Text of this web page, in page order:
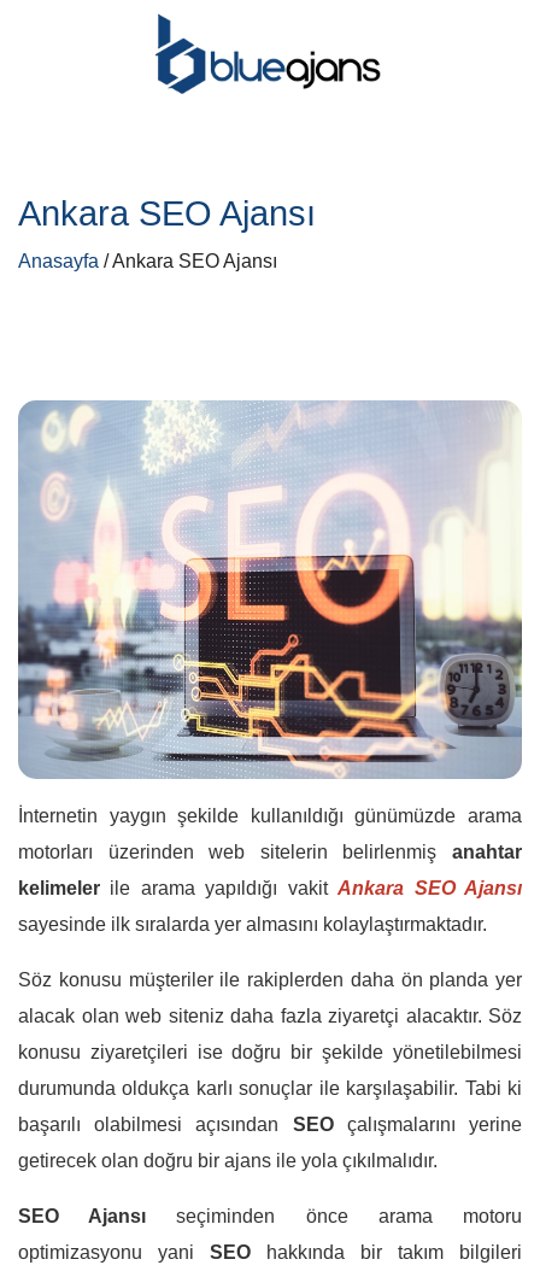
Ankara SEO Ajansı
Anasayfa / Ankara SEO Ajansı
İnternetin yaygın şekilde kullanıldığı günümüzde arama
motorları üzerinden web sitelerin belirlenmiş anahtar
kelimeler ile arama yapıldığı vakitAnkara SEO Ajansı
sayesinde ilk sıralarda yer almasını kolaylaştırmaktadır.
Söz konusu müşteriler ile rakiplerden daha ön planda yer
alacak olan web siteniz daha fazla ziyaretçi alacaktır. Söz
konusu ziyaretçileri ise doğru bir şekilde yönetilebilmesi
durumunda oldukça karlı sonuçlar ile karşılaşabilir. Tabi ki
başarılı olabilmesi açısından SEO çalışmalarını yerine
getirecek olan doğru bir ajans ile yola çıkılmalıdır.
SEO Ajansıseçiminden önce arama motoru
optimizasyonu yani SEO
hakkında bir takım bilgileri